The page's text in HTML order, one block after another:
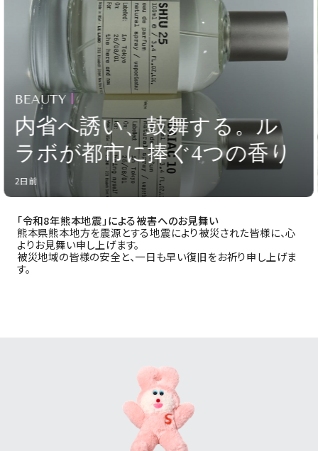
FORTUNE
SDGs
MAGAZINE
会員登録
Log in or Sign up
SPUR読者のためのメンバーシッププログラム
「The SPUR Club」。便利な機能と特典を無料で楽し
めます。
BEAUTY
内省へ誘い、鼓舞する。ル
ラボが都市に捧ぐ4つの香り
2日前
「令和8年熊本地震」による被害へのお見舞い
熊本県熊本地方を震源とする地震により被災された皆様に、心
よりお見舞い申し上げます。
被災地域の皆様の安全と、一日も早い復旧をお祈り申し上げま
す。